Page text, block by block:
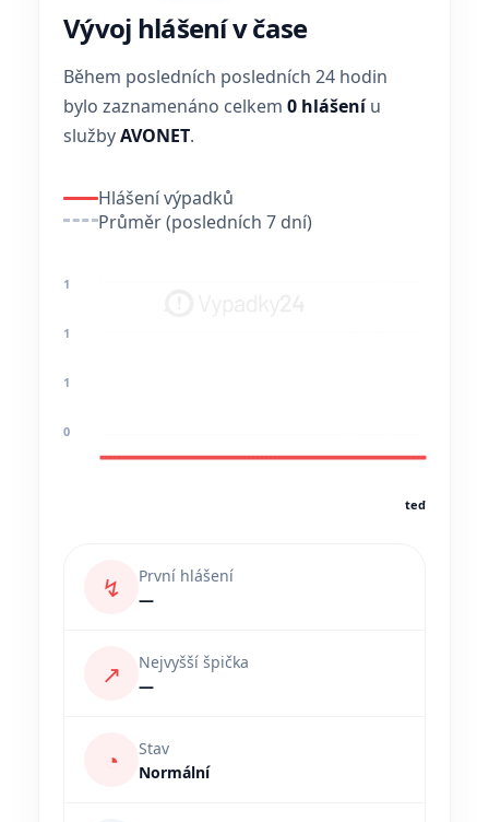
Vývoj hlášení v čase
Během posledních posledních 24 hodin
bylo zaznamenáno celkem 0 hlášeníu
službyAVONET.
Hlášení výpadků
Průměr (posledních 7 dní)
1
1
1
0
teď
↯
První hlášení
—
↗
Nejvyšší špička
—
◔
Stav
Normální